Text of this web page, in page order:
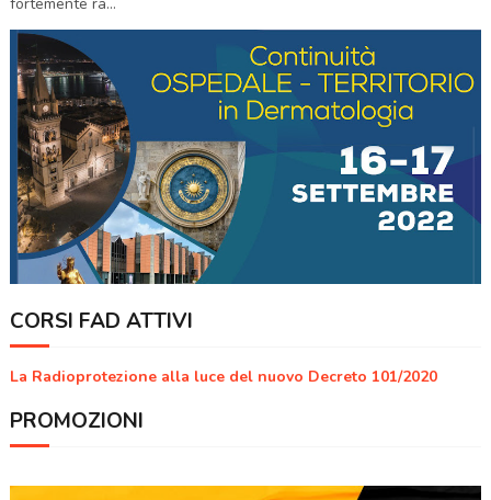
CORSI FAD ATTIVI
La Radioprotezione alla luce del nuovo Decreto 101/2020
PROMOZIONI